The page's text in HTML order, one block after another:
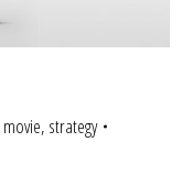
movie, strategy